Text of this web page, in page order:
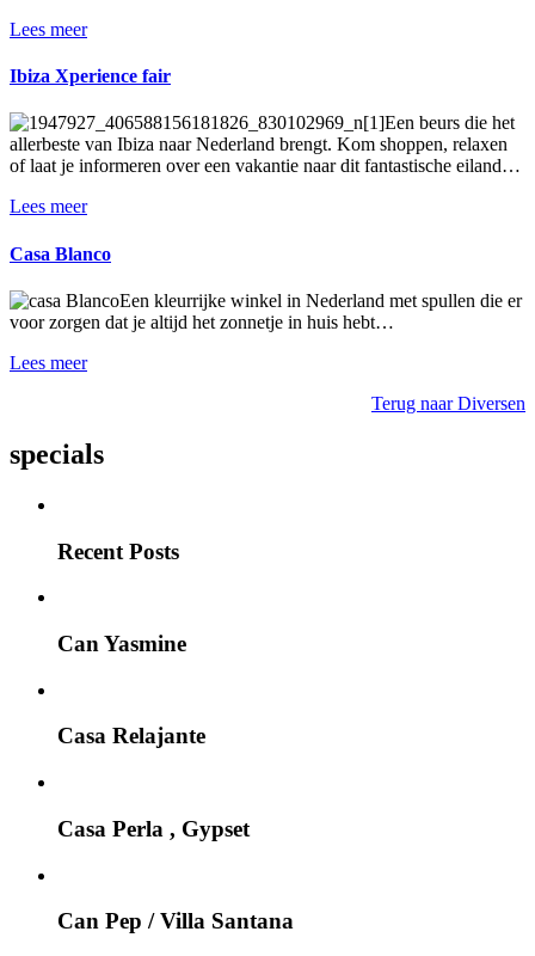
Lees meer
Ibiza Xperience fair
Een beurs die het
allerbeste van Ibiza naar Nederland brengt. Kom shoppen, relaxen
of laat je informeren over een vakantie naar dit fantastische eiland…
Lees meer
Casa Blanco
Een kleurrijke winkel in Nederland met spullen die er
voor zorgen dat je altijd het zonnetje in huis hebt…
Lees meer
Terug naar Diversen
specials
Recent Posts
Can Yasmine
Casa Relajante
Casa Perla , Gypset
Can Pep / Villa Santana